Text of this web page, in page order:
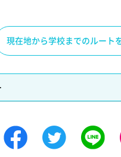
現在地から学校までのルート